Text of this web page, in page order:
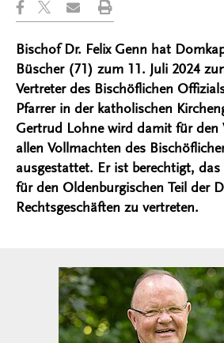
Bischof Dr. Felix Genn hat
Büscher (71) zum 11. Juli 2024
Vertreter des Bischöflichen
Pfarrer in der katholischen
Gertrud Lohne wird damit für den
allen Vollmachten des
ausgestattet. Er ist berechtigt,
für den Oldenburgischen Teil der
Rechtsgeschäften zu vertreten.